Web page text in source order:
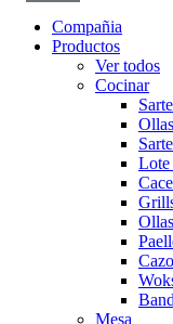
Compañia
Productos
Ver todos
Cocinar
Lote
Mesa